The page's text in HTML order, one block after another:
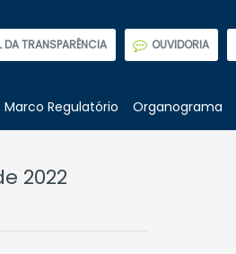
DA TRANSPARÊNCIA OUVIDORIA
Marco Regulatório Organograma
2022